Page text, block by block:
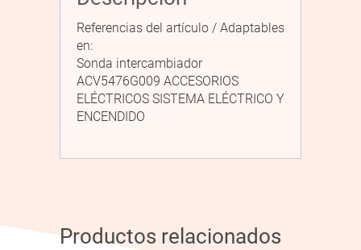
Referencias del artículo / Adaptables
en:
Sonda intercambiador
ACV5476G009 ACCESORIOS
ELÉCTRICOS SISTEMA ELÉCTRICO Y
ENCENDIDO
Productos relacionados